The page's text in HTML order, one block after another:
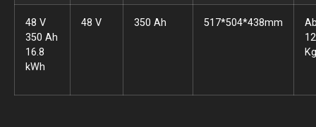
48 V
350 Ah
16.8
kWh
48 V 350 Ah 517*504*438mm
Kg